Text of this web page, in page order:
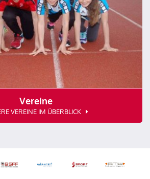
Vereine
VEREINE IM ÜBERBLICK